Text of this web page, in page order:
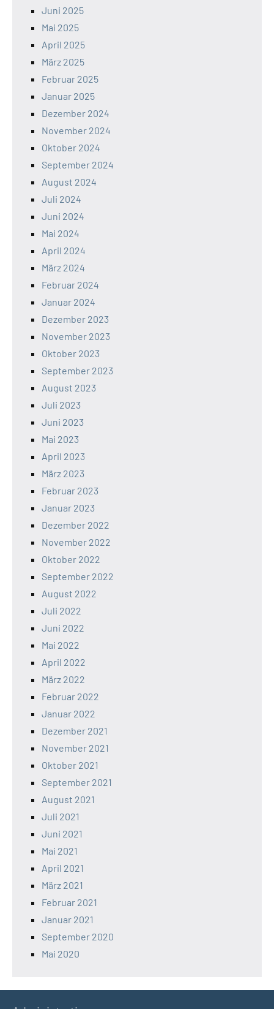
Juni 2025
Mai 2025
April 2025
März 2025
Februar 2025
Januar 2025
Dezember 2024
November 2024
Oktober 2024
September 2024
August 2024
Juli 2024
Juni 2024
Mai 2024
April 2024
März 2024
Februar 2024
Januar 2024
Dezember 2023
November 2023
Oktober 2023
September 2023
August 2023
Juli 2023
Juni 2023
Mai 2023
April 2023
März 2023
Februar 2023
Januar 2023
Dezember 2022
November 2022
Oktober 2022
September 2022
August 2022
Juli 2022
Juni 2022
Mai 2022
April 2022
März 2022
Februar 2022
Januar 2022
Dezember 2021
November 2021
Oktober 2021
September 2021
August 2021
Juli 2021
Juni 2021
Mai 2021
April 2021
März 2021
Februar 2021
Januar 2021
September 2020
Mai 2020